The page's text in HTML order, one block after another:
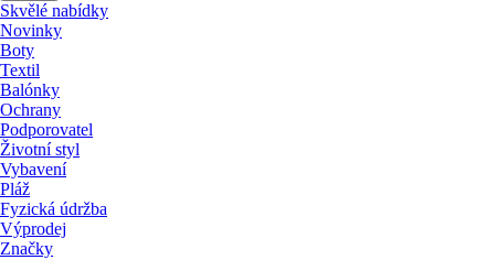
Skvělé nabídky
Novinky
Boty
Textil
Balónky
Ochrany
Podporovatel
Životní styl
Vybavení
Pláž
Fyzická údržba
Výprodej
Značky